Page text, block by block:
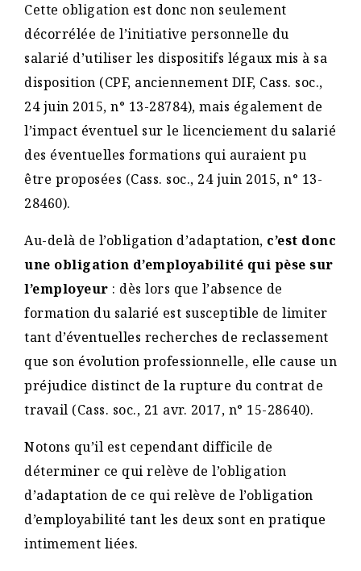
Cette obligation est donc non seulement
décorrélée de l’initiative personnelle du
salarié d’utiliser les dispositifs légaux mis à sa
disposition (CPF, anciennement DIF, Cass. soc.,
24 juin 2015, n° 13-28784), mais également de
l’impact éventuel sur le licenciement du salarié
des éventuelles formations qui auraient pu
être proposées (Cass. soc., 24 juin 2015, n° 13-
28460).
Au-delà de l’obligation d’adaptation, c’est donc
une obligation d’employabilité qui pèse sur
l’employeur : dès lors que l’absence de
formation du salarié est susceptible de limiter
tant d’éventuelles recherches de reclassement
que son évolution professionnelle, elle cause un
préjudice distinct de la rupture du contrat de
travail (Cass. soc., 21 avr. 2017, n° 15-28640).
Notons qu’il est cependant difficile de
déterminer ce qui relève de l’obligation
d’adaptation de ce qui relève de l’obligation
d’employabilité tant les deux sont en pratique
intimement liées.